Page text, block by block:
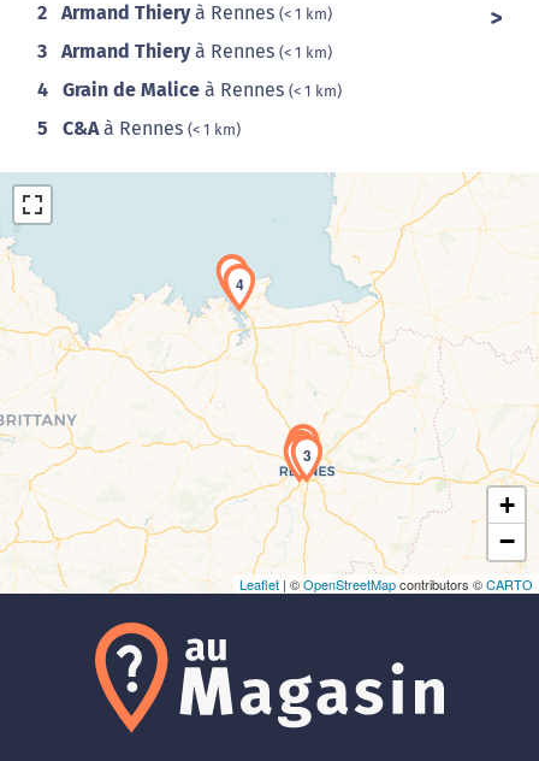
2 Armand Thieryà Rennes (< 1 km)
3 Armand Thieryà Rennes (< 1 km)
4 Grain de Malice à Rennes (< 1 km)
5 C&Aà Rennes (< 1 km)
Chargement de la carte en cours...
1
23
4
5
+
−
Leaflet | ©OpenStreetMapcontributors ©CARTO